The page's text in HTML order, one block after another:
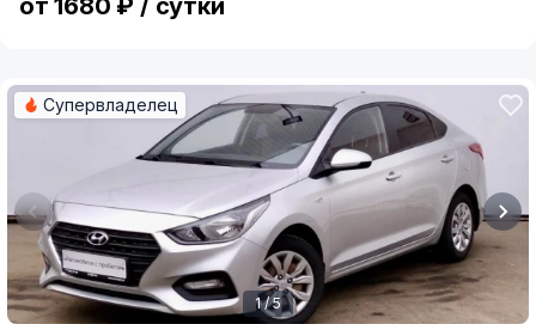
от 1680 ₽ / сутки
Супервладелец
1 / 5